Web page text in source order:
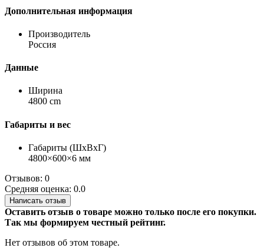
Дополнительная информация
Производитель
Россия
Данные
Ширина
4800 cm
Габариты и вес
Габариты (ШхВхГ)
4800×600×6 мм
Отзывов: 0
Средняя оценка: 0.0
Написать отзыв
Оставить отзыв о товаре можно только после его покупки.
Так мы формируем честный рейтинг.
Нет отзывов об этом товаре.